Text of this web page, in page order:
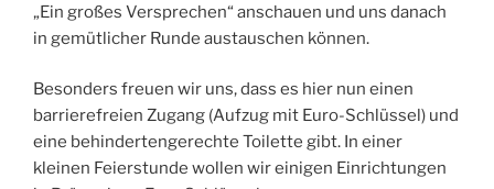
„Ein großes Versprechen“ anschauen und uns danach
in gemütlicher Runde austauschen können.
Besonders freuen wir uns, dass es hier nun einen
barrierefreien Zugang (Aufzug mit Euro-Schlüssel) und
eine behindertengerechte Toilette gibt. In einer
kleinen Feierstunde wollen wir einigen Einrichtungen